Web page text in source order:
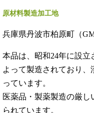
原材料製造加工地
兵庫県丹波市柏原町（
本品は、昭和24年に設
よって製造されており
っています。
医薬品・製薬製造の厳
られています。